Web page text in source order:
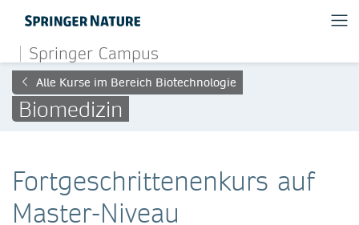
Springer Campus
Alle Kurse im Bereich Biotechnologie
Biomedizin
Fortgeschrittenenkurs auf
Master-Niveau